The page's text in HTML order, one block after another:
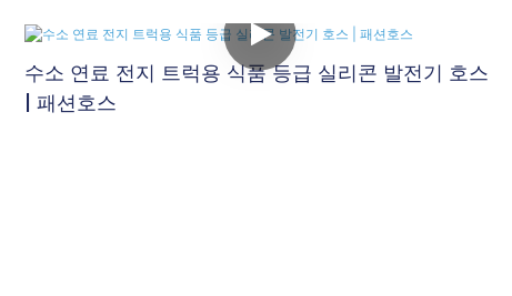
수소 연료 전지 트럭용 식품 등급 실리콘 발전기 호스
| 패션호스